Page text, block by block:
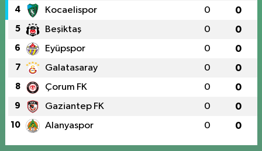
4 Kocaelispor 0 0
5 Beşiktaş 0 0
6 Eyüpspor 0 0
7 Galatasaray 0 0
8 Çorum FK 0 0
9 Gaziantep FK 0 0
10 Alanyaspor 0 0